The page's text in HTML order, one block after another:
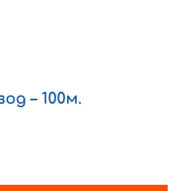
– 100м.
повод - 100м.